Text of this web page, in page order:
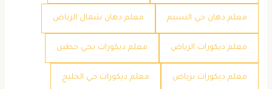
معلم دهان حي النسيم معلم دهان شمال الرياض
معلم ديكورات الرياض معلم ديكورات بحي حطين
معلم ديكورات برياض معلم ديكورات حي الخليج